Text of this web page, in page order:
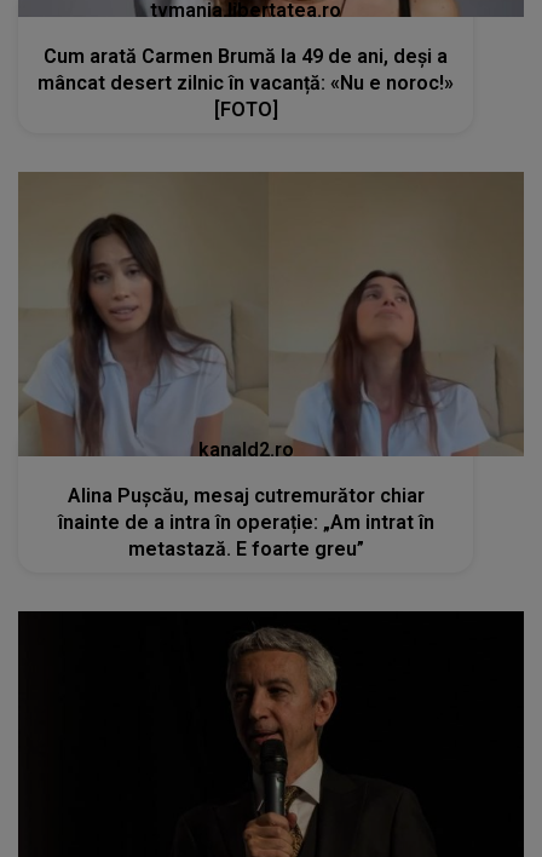
tvmania.libertatea.ro
Cum arată Carmen Brumă la 49 de ani, deși a
mâncat desert zilnic în vacanță: «Nu e noroc!»
[FOTO]
kanald2.ro
Alina Pușcău, mesaj cutremurător chiar
înainte de a intra în operație: „Am intrat în
metastază. E foarte greu”